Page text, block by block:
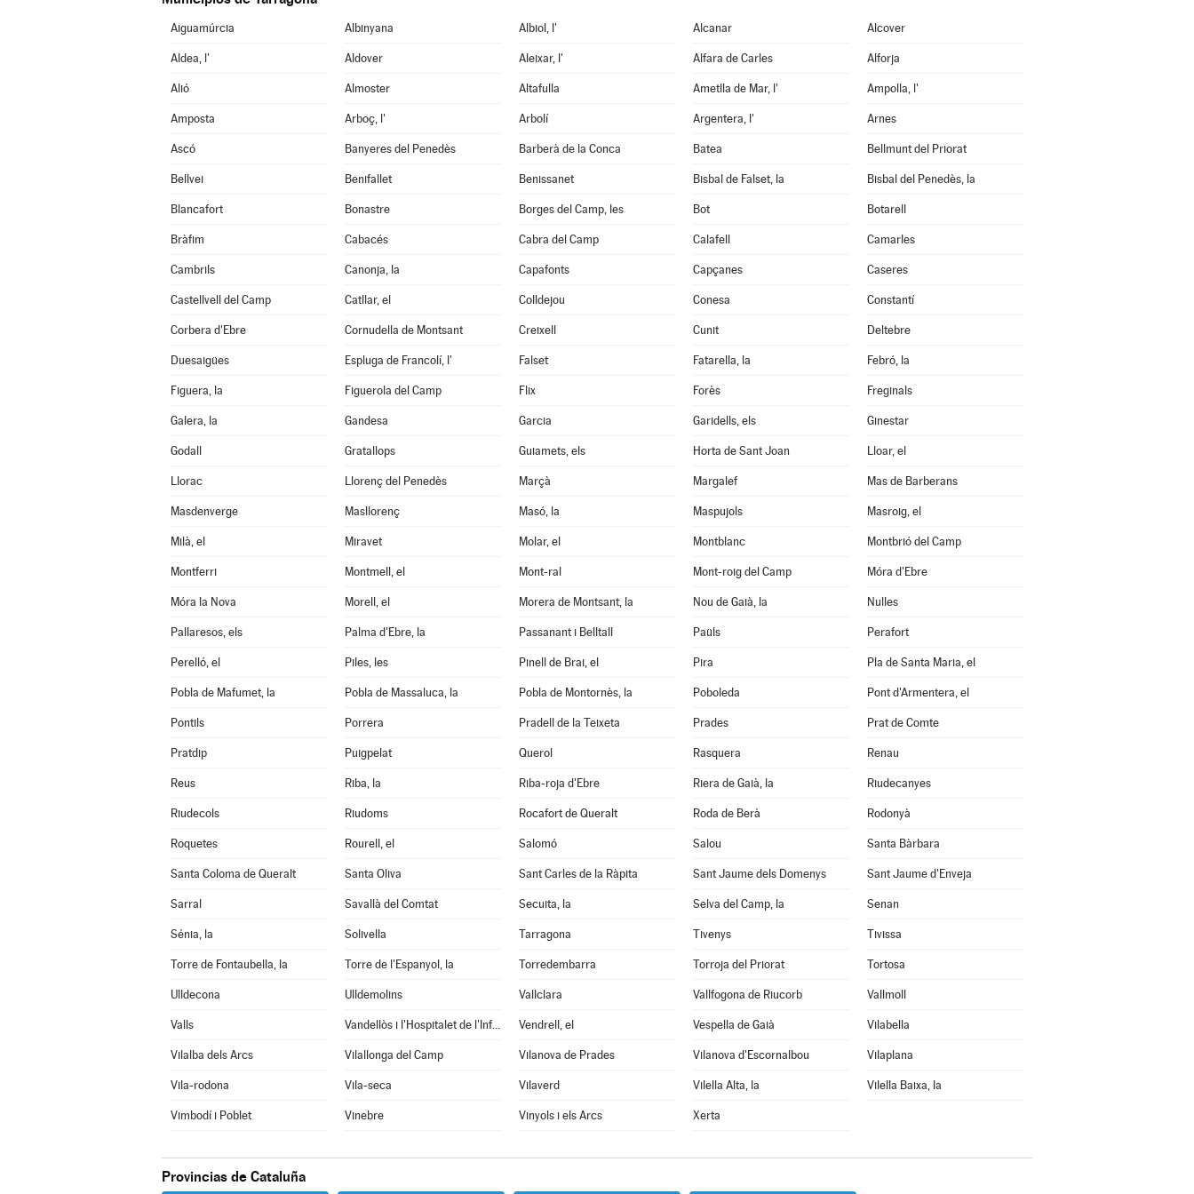
Aiguamúrcia Albinyana Albiol, l' Alcanar Alcover
Aldea, l' Aldover Aleixar, l' Alfara de Carles Alforja
Alió Almoster Altafulla Ametlla de Mar, l' Ampolla, l'
Amposta Arboç, l' Arbolí Argentera, l' Arnes
Ascó Banyeres del Penedès Barberà de la Conca Batea Bellmunt del Priorat
Bellvei Benifallet Benissanet Bisbal de Falset, la Bisbal del Penedès, la
Blancafort Bonastre Borges del Camp, les Bot Botarell
Bràfim Cabacés Cabra del Camp Calafell Camarles
Cambrils Canonja, la Capafonts Capçanes Caseres
Castellvell del Camp Catllar, el Colldejou Conesa Constantí
Corbera d'Ebre Cornudella de Montsant Creixell Cunit Deltebre
Duesaigües Espluga de Francolí, l' Falset Fatarella, la Febró, la
Figuera, la Figuerola del Camp Flix Forès Freginals
Galera, la Gandesa Garcia Garidells, els Ginestar
Godall Gratallops Guiamets, els Horta de Sant Joan Lloar, el
Llorac Llorenç del Penedès Marçà Margalef Mas de Barberans
Masdenverge Masllorenç Masó, la Maspujols Masroig, el
Milà, el Miravet Molar, el Montblanc Montbrió del Camp
Montferri Montmell, el Mont-ral Mont-roig del Camp Móra d'Ebre
Móra la Nova Morell, el Morera de Montsant, la Nou de Gaià, la Nulles
Pallaresos, els Palma d'Ebre, la Passanant i Belltall Paüls Perafort
Perelló, el Piles, les Pinell de Brai, el Pira Pla de Santa Maria, el
Pobla de Mafumet, la Pobla de Massaluca, la Pobla de Montornès, la Poboleda Pont d'Armentera, el
Pontils Porrera Pradell de la Teixeta Prades Prat de Comte
Pratdip Puigpelat Querol Rasquera Renau
Reus Riba, la Riba-roja d'Ebre Riera de Gaià, la Riudecanyes
Riudecols Riudoms Rocafort de Queralt Roda de Berà Rodonyà
Roquetes Rourell, el Salomó Salou Santa Bàrbara
Santa Coloma de Queralt Santa Oliva Sant Carles de la Ràpita Sant Jaume dels Domenys Sant Jaume d'Enveja
Sarral Savallà del Comtat Secuita, la Selva del Camp, la Senan
Sénia, la Solivella Tarragona Tivenys Tivissa
Torre de Fontaubella, la Torre de l'Espanyol, la Torredembarra Torroja del Priorat Tortosa
Ulldecona Ulldemolins Vallclara Vallfogona de Riucorb Vallmoll
Valls Vandellòs i l'Hospitalet de l'Infant Vendrell, el Vespella de Gaià Vilabella
Vilalba dels Arcs Vilallonga del Camp Vilanova de Prades Vilanova d'Escornalbou Vilaplana
Vila-rodona Vila-seca Vilaverd Vilella Alta, la Vilella Baixa, la
Vimbodí i Poblet Vinebre Vinyols i els Arcs Xerta
Provincias de Cataluña